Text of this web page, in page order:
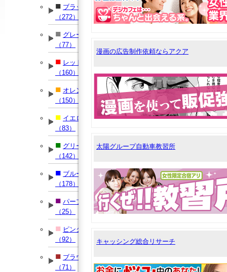
■ ブラック
（272）
■ グレー
（77）
■ レッド
（160）
■ オレンジ
（150）
■ イエロー
（83）
■ グリーン
（142）
■ ブルー
（178）
■ パープル
（25）
■ ピンク
（92）
■ ブラウン
（71）
漫画の広告制作依頼ならアクア
太陽グループ自動車教習所
キャッシング総合リサーチ